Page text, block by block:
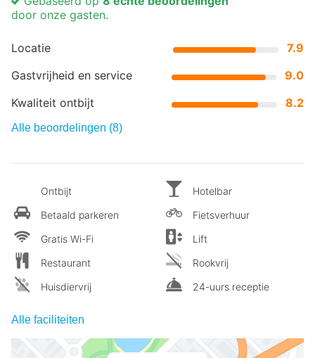
Locatie
7.9
Gastvrijheid en service
9.0
Kwaliteit ontbijt
8.2
door onze gasten.
Alle beoordelingen (8)
Ontbijt
Betaald parkeren
Gratis Wi-Fi
Restaurant
Huisdiervrij
Hotelbar
Fietsverhuur
Lift
Rookvrij
24-uurs receptie
Alle faciliteiten